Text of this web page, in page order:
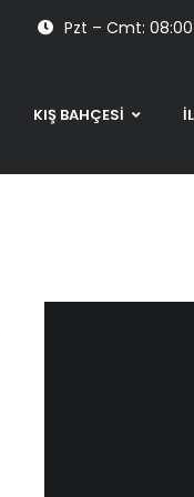
Pzt – Cmt: 08:00
KIŞ BAHÇESİ